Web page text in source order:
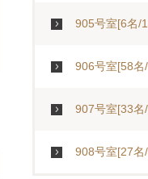
905号室[6名/
906号室[58名
907号室[33名
908号室[27名